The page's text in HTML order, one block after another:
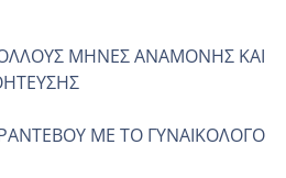
ΜΗΝΕΣ ΑΝΑΜΟΝΗΣ ΚΑΙ
ΜΕ ΤΟ ΓΥΝΑΙΚΟΛΟΓΟ